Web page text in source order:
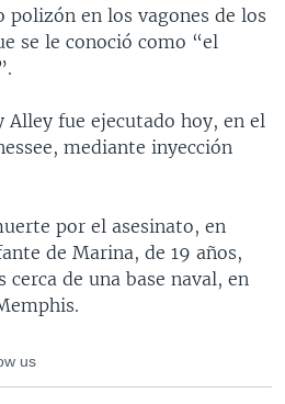
polizón en los vagones de los
se le conoció como “el
fue ejecutado hoy, en el
mediante inyección
por el asesinato, en
de Marina, de 19 años,
cerca de una base naval, en
us